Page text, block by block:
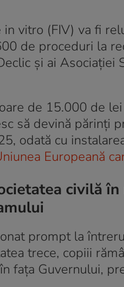
vitro (FIV) va fi
de proceduri la
și ai Asociației
de 15.000 de
să devină părinți
odată cu
Europeană
civilă
prompt la
trece, copiii
fața Guvernului,